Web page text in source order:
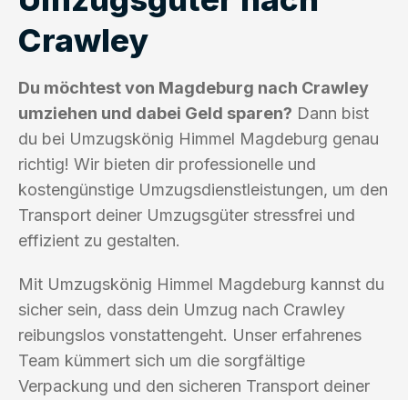
Crawley
Du möchtest von Magdeburg nach Crawley
umziehen und dabei Geld sparen? Dann bist
du bei Umzugskönig Himmel Magdeburg genau
richtig! Wir bieten dir professionelle und
kostengünstige Umzugsdienstleistungen, um den
Transport deiner Umzugsgüter stressfrei und
effizient zu gestalten.
Mit Umzugskönig Himmel Magdeburg kannst du
sicher sein, dass dein Umzug nach Crawley
reibungslos vonstattengeht. Unser erfahrenes
Team kümmert sich um die sorgfältige
Verpackung und den sicheren Transport deiner